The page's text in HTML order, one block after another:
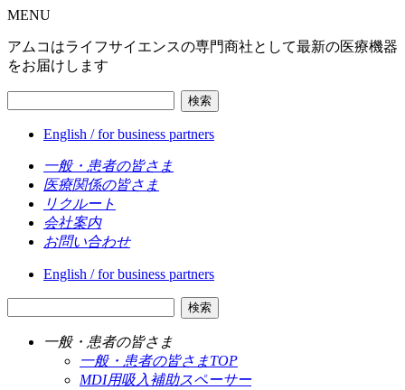
MENU
アムコはライフサイエンスの専門商社として最新の医療機器
をお届けします
検索
English / for business partners
一般・患者の皆さま
医療関係の皆さま
リクルート
会社案内
お問い合わせ
English / for business partners
検索
一般・患者の皆さま
一般・患者の皆さまTOP
MDI用吸入補助スペーサー